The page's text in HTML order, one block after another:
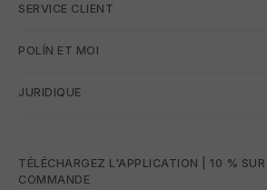
SERVICE CLIENT
POLÍN ET MOI
JURIDIQUE
TÉLÉCHARGEZ L'APPLICATION | 10 % SUR
COMMANDE